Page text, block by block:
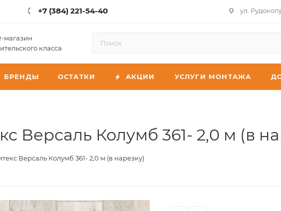
+7 (384) 221-54-40 ул.
магазин
класса
БРЕНДЫ ОСТАТКИ АКЦИИ УСЛУГИ МОНТАЖА
Версаль Колумб 361- 2,0 м (в
Версаль Колумб 361- 2,0 м (в нарезку)